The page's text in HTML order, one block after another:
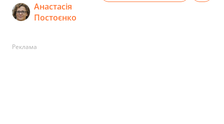
Анастасія
Постоєнко
Реклама